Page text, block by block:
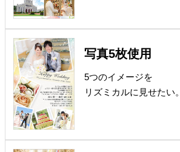
写真5枚使用
5つのイメージを
リズミカルに見せたい。